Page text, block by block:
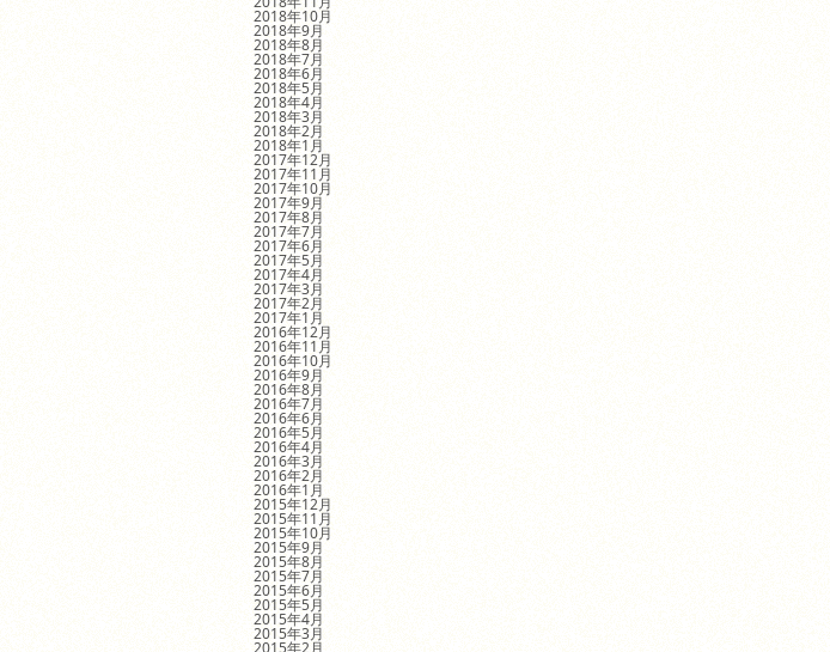
2018年10月
2018年9月
2018年8月
2018年7月
2018年6月
2018年5月
2018年4月
2018年3月
2018年2月
2018年1月
2017年12月
2017年11月
2017年10月
2017年9月
2017年8月
2017年7月
2017年6月
2017年5月
2017年4月
2017年3月
2017年2月
2017年1月
2016年12月
2016年11月
2016年10月
2016年9月
2016年8月
2016年7月
2016年6月
2016年5月
2016年4月
2016年3月
2016年2月
2016年1月
2015年12月
2015年11月
2015年10月
2015年9月
2015年8月
2015年7月
2015年6月
2015年5月
2015年4月
2015年3月
2015年2月